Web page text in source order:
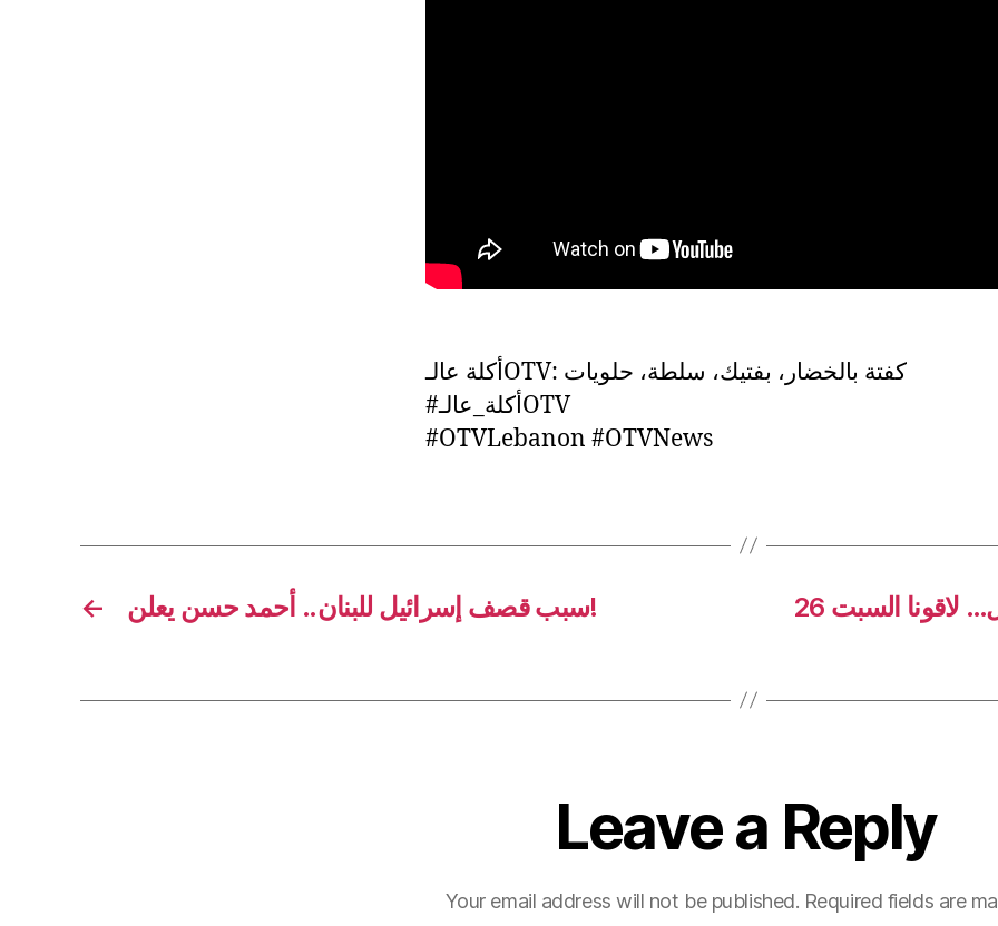
أكلة عالـOTV: كفتة بالخضار، بفتيك، سلطة، حلويات
#أكلة_عالـOTV
#OTVLebanon #OTVNews
← سبب قصف إسرائيل للبنان.. أحمد حسن يعلن!
بالفيديو – ربيع عواد: بدنا نكمل بالنضال… لاقونا السبت 26
Leave a Reply
Your email address will not be published. Required fields are